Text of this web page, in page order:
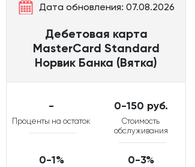
Дата обновления: 07.08.2026
Дебетовая карта
MasterCard Standard
Норвик Банка (Вятка)
-
Проценты на остаток
0-150 руб.
Стоимость
обслуживания
0-1% 0-3%